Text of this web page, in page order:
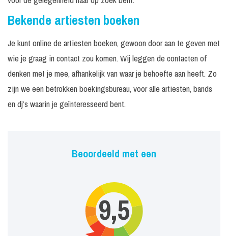
Bekende artiesten boeken
Je kunt online de artiesten boeken, gewoon door aan te geven met
wie je graag in contact zou komen. Wij leggen de contacten of
denken met je mee, afhankelijk van waar je behoefte aan heeft. Zo
zijn we een betrokken boekingsbureau, voor alle artiesten, bands
en dj’s waarin je geïnteresseerd bent.
Beoordeeld met een
9,5